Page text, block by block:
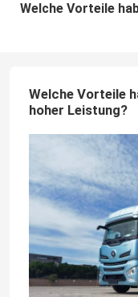
Welche Vorteile
Welche Vorteile
hoher Leistung?